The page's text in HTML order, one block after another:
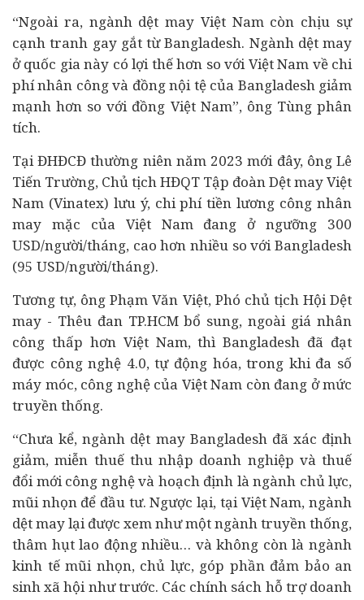
“Ngoài ra, ngành dệt may Việt Nam còn chịu sự
cạnh tranh gay gắt từ Bangladesh. Ngành dệt may
ở quốc gia này có lợi thế hơn so với Việt Nam về chi
phí nhân công và đồng nội tệ của Bangladesh giảm
mạnh hơn so với đồng Việt Nam”, ông Tùng phân
tích.
Tại ĐHĐCĐ thường niên năm 2023 mới đây, ông Lê
Tiến Trường, Chủ tịch HĐQT Tập đoàn Dệt may Việt
Nam (Vinatex) lưu ý, chi phí tiền lương công nhân
may mặc của Việt Nam đang ở ngưỡng 300
USD/người/tháng, cao hơn nhiều so với Bangladesh
(95 USD/người/tháng).
Tương tự, ông Phạm Văn Việt, Phó chủ tịch Hội Dệt
may - Thêu đan TP.HCM bổ sung, ngoài giá nhân
công thấp hơn Việt Nam, thì Bangladesh đã đạt
được công nghệ 4.0, tự động hóa, trong khi đa số
máy móc, công nghệ của Việt Nam còn đang ở mức
truyền thống.
“Chưa kể, ngành dệt may Bangladesh đã xác định
giảm, miễn thuế thu nhập doanh nghiệp và thuế
đổi mới công nghệ và hoạch định là ngành chủ lực,
mũi nhọn để đầu tư. Ngược lại, tại Việt Nam, ngành
dệt may lại được xem như một ngành truyền thống,
thâm hụt lao động nhiều… và không còn là ngành
kinh tếmũi nhọn, chủ lực, góp phần đảm bảo an
sinh xã hội như trước. Các chính sách hỗ trợ doanh